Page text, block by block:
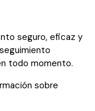
seguro, eficaz y
todo momento.
sobre